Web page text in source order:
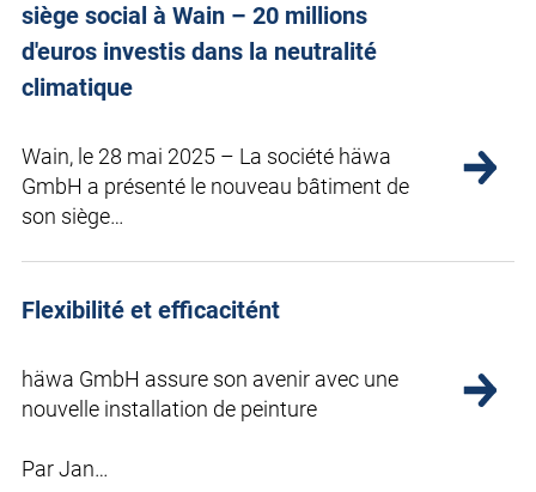
siège social à Wain – 20 millions
d'euros investis dans la neutralité
climatique
Wain, le 28 mai 2025 – La société häwa
GmbH a présenté le nouveau bâtiment de
son siège…
Flexibilité et efficacitént
häwa GmbH assure son avenir avec une
nouvelle installation de peinture
Par Jan…